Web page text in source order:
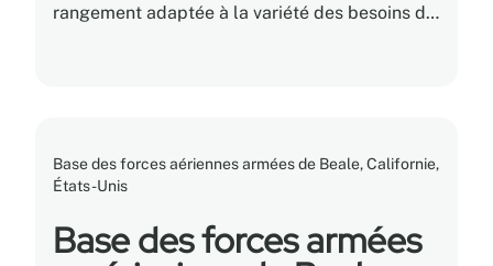
rangement adaptée à la variété des besoins de
Base des forces aériennes armées de Beale, Californie,
États-Unis
Base des forces armées